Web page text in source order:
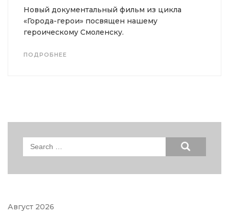
Новый документальный фильм из цикла
«Города-герои» посвящен нашему
героическому Смоленску.
ПОДРОБНЕЕ
Search
Август 2026